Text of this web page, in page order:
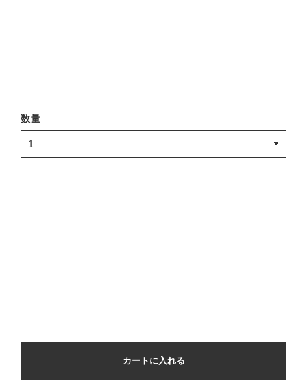
数量
カートに入れる